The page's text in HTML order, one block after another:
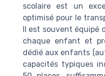
scolaire est un
optimisé pour le
Il est souvent
chaque enfant et
dédié aux enfants
capacités typiques